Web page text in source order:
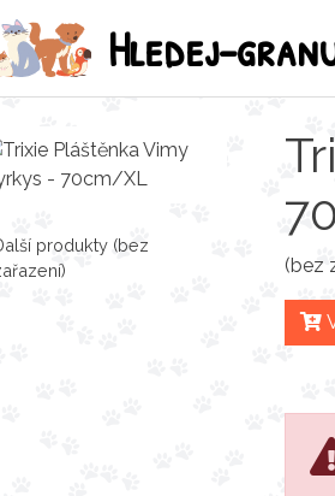
Hledej-
produkty (bez
(bez